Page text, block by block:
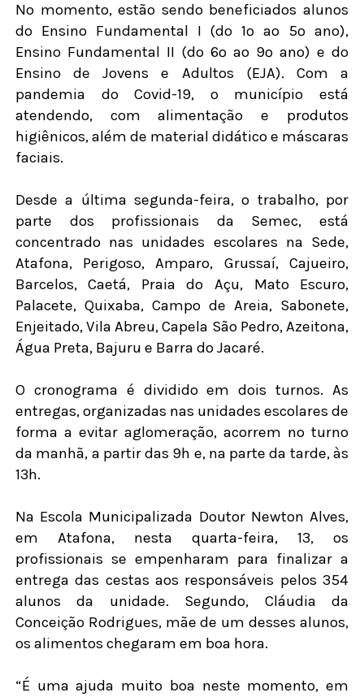
No momento, estão sendo beneficiados alunos
do Ensino Fundamental I (do 1º ao 5º ano),
Ensino Fundamental II (do 6º ao 9º ano) e do
Ensino de Jovens e Adultos (EJA). Com a
pandemia do Covid-19, o município está
atendendo, com alimentação e produtos
higiênicos, além de material didático e máscaras
faciais.
Desde a última segunda-feira, o trabalho, por
parte dos profissionais da Semec, está
concentrado nas unidades escolares na Sede,
Atafona, Perigoso, Amparo, Grussaí, Cajueiro,
Barcelos, Caetá, Praia do Açu, Mato Escuro,
Palacete, Quixaba, Campo de Areia, Sabonete,
Enjeitado, Vila Abreu, Capela São Pedro, Azeitona,
Água Preta, Bajuru e Barra do Jacaré.
O cronograma é dividido em dois turnos. As
entregas, organizadas nas unidades escolares de
forma a evitar aglomeração, acorrem no turno
da manhã, a partir das 9h e, na parte da tarde, às
13h.
Na Escola Municipalizada Doutor Newton Alves,
em Atafona, nesta quarta-feira, 13, os
profissionais se empenharam para finalizar a
entrega das cestas aos responsáveis pelos 354
alunos da unidade. Segundo, Cláudia da
Conceição Rodrigues, mãe de um desses alunos,
os alimentos chegaram em boa hora.
“É uma ajuda muito boa neste momento, em